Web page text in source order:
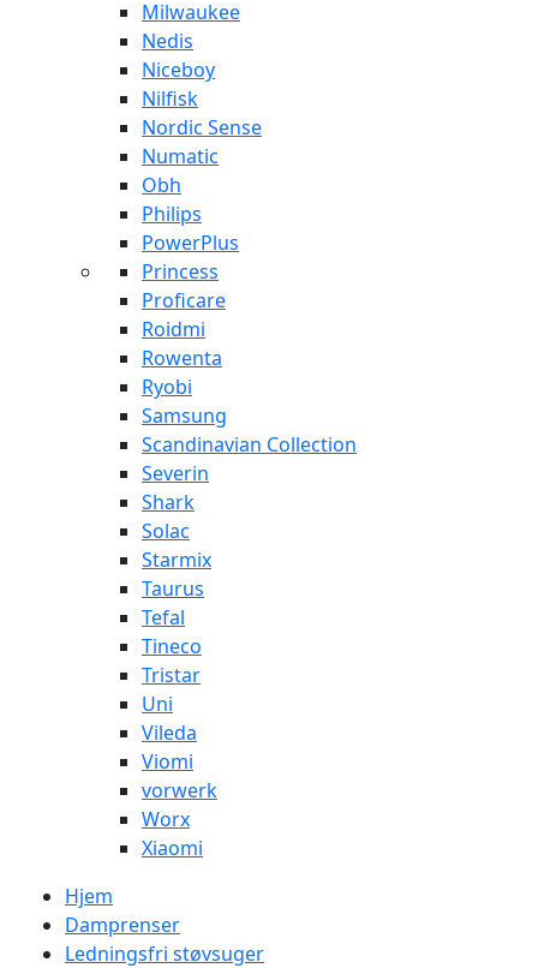
Milwaukee
Nedis
Niceboy
Nilfisk
Nordic Sense
Numatic
Obh
Philips
PowerPlus
Princess
Proficare
Roidmi
Rowenta
Ryobi
Samsung
Scandinavian Collection
Severin
Shark
Solac
Starmix
Taurus
Tefal
Tineco
Tristar
Uni
Vileda
Viomi
vorwerk
Worx
Xiaomi
Hjem
Damprenser
Ledningsfri støvsuger